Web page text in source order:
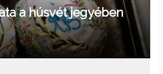
a húsvét jegyében